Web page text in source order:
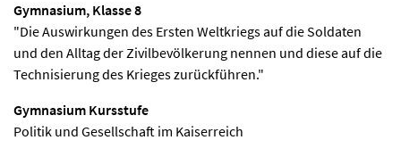
Gymnasium, Klasse 8
"Die Auswirkungen des Ersten Weltkriegs auf die Soldaten
und den Alltag der Zivilbevölkerung nennen und diese auf die
Technisierung des Krieges zurückführen."
Gymnasium Kursstufe
Politik und Gesellschaft im Kaiserreich